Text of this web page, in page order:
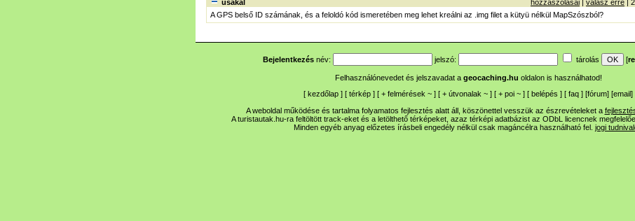
usakal hozzászólásai | válasz erre |
A GPS belső ID számának, és a feloldó kód ismeretében meg lehet kreálni az .img filet a kütyü nélkül MapSzószból?
Bejelentkezés név: jelszó: tárolás [
Felhasználónevedet és jelszavadat a geocaching.hu oldalon is használhatod!
[ kezdőlap ] [ térkép ] [ + felmérések ~ ] [ + útvonalak ~ ] [ + poi ~ ] [ belépés ] [ faq ] [fórum] [email]
A weboldal működése és tartalma folyamatos fejlesztés alatt áll, köszönettel vesszük az észrevételeket a
A turistautak.hu-ra feltöltött track-eket és a letölthető térképeket, azaz térképi adatbázist az ODbL licencnek
Minden egyéb anyag előzetes írásbeli engedély nélkül csak magáncélra használható fel. jogi